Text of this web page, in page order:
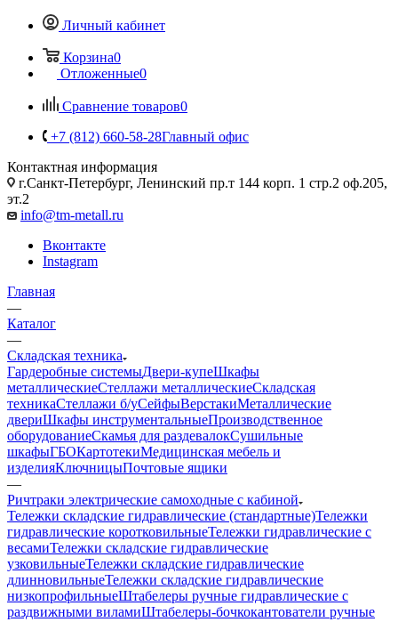
Личный кабинет
Корзина0
Отложенные0
Сравнение товаров0
+7 (812) 660-58-28Главный офис
Контактная информация
г.Санкт-Петербург, Ленинский пр.т 144 корп. 1 стр.2 оф.205,
эт.2
info@tm-metall.ru
Вконтакте
Instagram
Главная
—
Каталог
—
Складская техника
Гардеробные системыДвери-купеШкафы
металлическиеСтеллажи металлическиеСкладская
техникаСтеллажи б/уСейфыВерстакиМеталлические
двериШкафы инструментальныеПроизводственное
оборудованиеСкамья для раздевалокСушильные
шкафыГБОКартотекиМедицинская мебель и
изделияКлючницыПочтовые ящики
—
Ричтраки электрические самоходные с кабиной
Тележки складские гидравлические (стандартные)Тележки
гидравлические коротковильныеТележки гидравлические с
весамиТележки складские гидравлические
узковильныеТележки складские гидравлические
длинновильныеТележки складские гидравлические
низкопрофильныеШтабелеры ручные гидравлические с
раздвижными виламиШтабелеры-бочкокантователи ручные